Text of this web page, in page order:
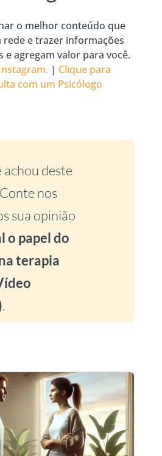
o melhor conteúdo que
rede e trazer informações
e agregam valor para você.
| Clique para
com um Psicólogo
achou deste
nos
sua opinião
o papel do
terapia
.